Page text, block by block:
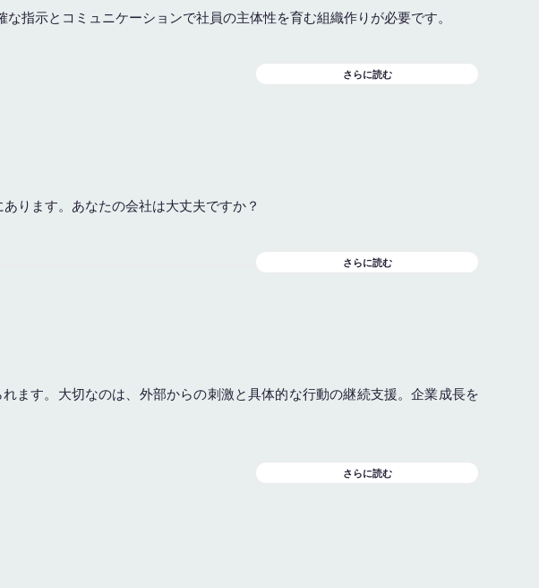
指示とコミュニケーションで社員の主体性を育む組織作りが必要です。
さらに読む
ります。あなたの会社は大丈夫ですか？
さらに読む
ます。大切なのは、外部からの刺激と具体的な行動の継続支援。企業成長を
さらに読む